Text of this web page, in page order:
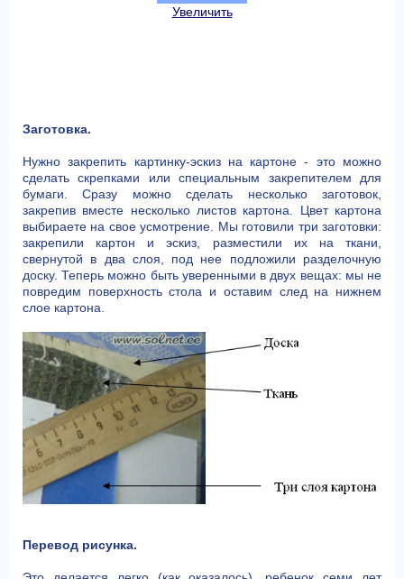
Увеличить
Заготовка.
Нужно закрепить картинку-эскиз на картоне - это можно
сделать скрепками или специальным закрепителем для
бумаги. Сразу можно сделать несколько заготовок,
закрепив вместе несколько листов картона. Цвет картона
выбираете на свое усмотрение. Мы готовили три заготовки:
закрепили картон и эскиз, разместили их на ткани,
свернутой в два слоя, под нее подложили разделочную
доску. Теперь можно быть уверенными в двух вещах: мы не
повредим поверхность стола и оставим след на нижнем
слое картона.
Перевод рисунка.